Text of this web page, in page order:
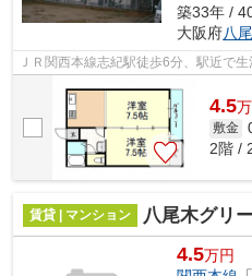
築33年 /
大阪府八
ＪＲ関西本線志紀駅徒歩6分、駅近で生
4.5万
敷金
2階 /
賃貸 | マンション 八尾木グリ
4.5万円